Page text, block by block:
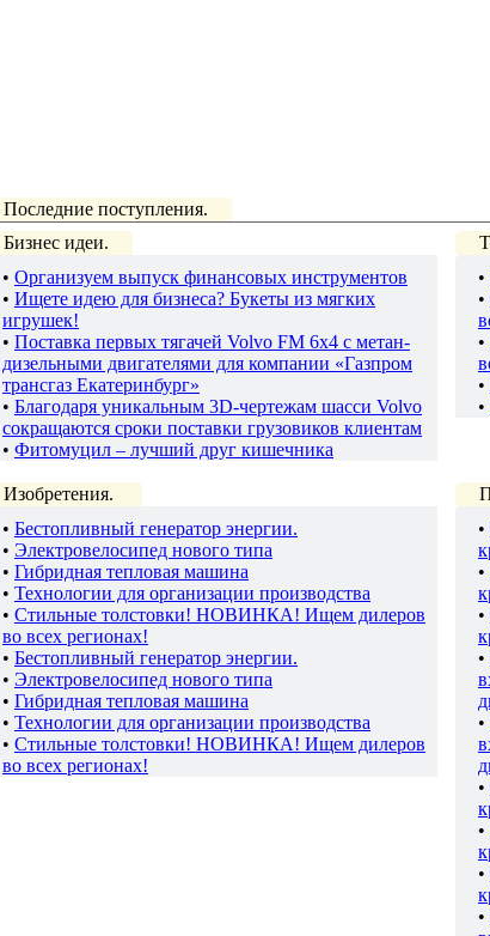
Последние поступления.
Бизнес идеи.
• Организуем выпуск финансовых инструментов
• Ищете идею для бизнеса? Букеты из мягких
игрушек!
• Поставка первых тягачей Volvo FM 6х4 с метан-
дизельными двигателями для компании «Газпром
трансгаз Екатеринбург»
• Благодаря уникальным 3D-чертежам шасси Volvo
сокращаются сроки поставки грузовиков клиентам
• Фитомуцил – лучший друг кишечника
•
•
•
•
•
Изобретения.
• Бестопливный генератор энергии.
• Электровелосипед нового типа
• Гибридная тепловая машина
• Технологии для организации производства
• Стильные толстовки! НОВИНКА! Ищем дилеров
во всех регионах!
• Бестопливный генератор энергии.
• Электровелосипед нового типа
• Гибридная тепловая машина
• Технологии для организации производства
• Стильные толстовки! НОВИНКА! Ищем дилеров
во всех регионах!
•
•
•
•
•
•
•
•
•